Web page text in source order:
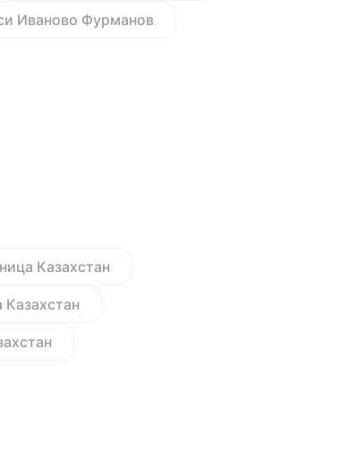
Иваново Фурманов
Казахстан
Казахстан